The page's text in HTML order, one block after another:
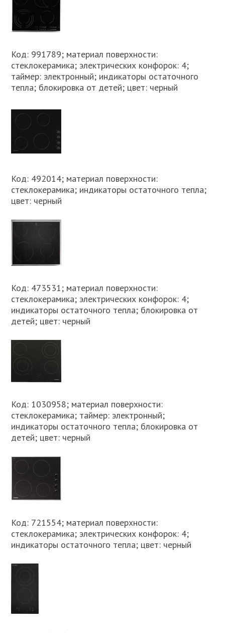
Код: 991789; материал поверхности:
стеклокерамика; электрических конфорок: 4;
таймер: электронный; индикаторы остаточного
тепла; блокировка от детей; цвет: черный
Код: 492014; материал поверхности:
стеклокерамика; индикаторы остаточного тепла;
цвет: черный
Код: 473531; материал поверхности:
стеклокерамика; электрических конфорок: 4;
индикаторы остаточного тепла; блокировка от
детей; цвет: черный
Код: 1030958; материал поверхности:
стеклокерамика; таймер: электронный;
индикаторы остаточного тепла; блокировка от
детей; цвет: черный
Код: 721554; материал поверхности:
стеклокерамика; электрических конфорок: 4;
индикаторы остаточного тепла; цвет: черный